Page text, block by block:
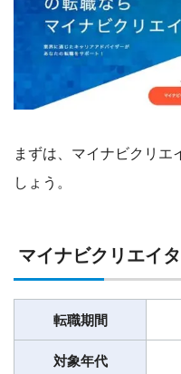
まずは、マイナビクリエ
しょう。
マイナビクリエイ
転職期間
対象年代